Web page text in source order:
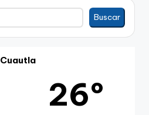
Buscar
Cuautla
26º